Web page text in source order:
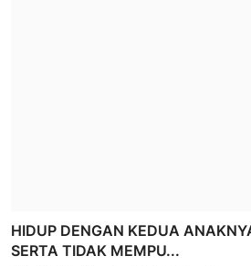
HIDUP DENGAN KEDUA
SERTA TIDAK MEMPU...